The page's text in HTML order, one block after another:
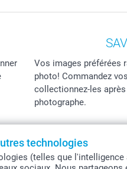
technologies
(telles que
Vos images préférées
photo! Commandez
collectionnez-les
photographe.